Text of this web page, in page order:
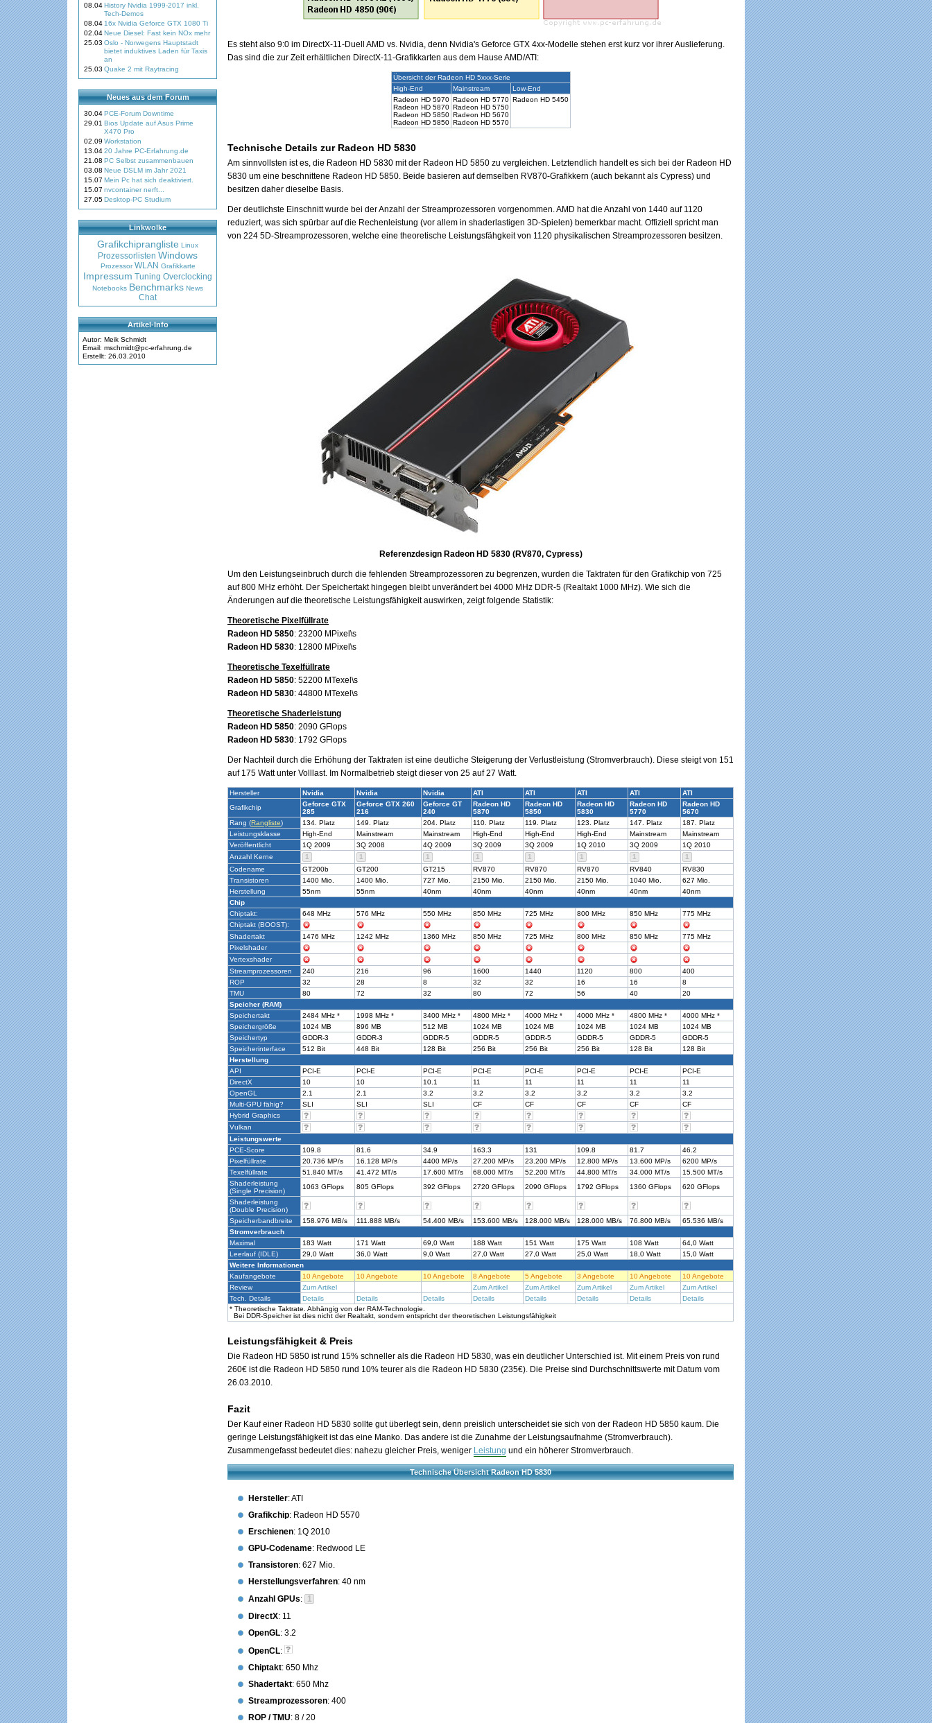
08.04History Nvidia 1999-2017 inkl.
Tech-Demos
08.04 16x Nvidia Geforce GTX 1080 Ti
02.04Neue Diesel: Fast kein NOx mehr
25.03 Oslo - Norwegens Hauptstadt
bietet induktives Laden für Taxis
an
25.03 Quake 2 mit Raytracing
Neues aus dem Forum
30.04PCE-Forum Downtime
29.01 Bios Update auf Asus Prime
X470 Pro
02.09 Workstation
13.0420 Jahre PC-Erfahrung.de
21.08 PC Selbst zusammenbauen
03.08 Neue DSLM im Jahr 2021
15.07 Mein Pc hat sich deaktiviert.
15.07 nvcontainer nerft...
27.05Desktop-PC Studium
Linkwolke
Grafikchiprangliste Linux
Prozessorlisten Windows
Prozessor WLAN Grafikkarte
Impressum Tuning Overclocking
Notebooks Benchmarks News
Chat
Artikel-Info
Autor: Meik Schmidt
Email: mschmidt@pc-erfahrung.de
Erstellt: 26.03.2010
Es steht also 9:0 im DirectX-11-Duell AMD vs. Nvidia, denn Nvidia's Geforce GTX 4xx-Modelle stehen erst kurz vor ihrer Auslieferung.
Das sind die zur Zeit erhältlichen DirectX-11-Grafikkarten aus dem Hause AMD/ATI:
Übersicht der Radeon HD 5xxx-Serie
High-End
Mainstream
Low-End
Radeon HD 5970
Radeon HD 5870
Radeon HD 5850
Radeon HD 5850
Radeon HD 5770
Radeon HD 5750
Radeon HD 5670
Radeon HD 5570
Radeon HD 5450
Technische Details zur Radeon HD 5830
Am sinnvollsten ist es, die Radeon HD 5830 mit der Radeon HD 5850 zu vergleichen. Letztendlich handelt es sich bei der Radeon HD
5830 um eine beschnittene Radeon HD 5850. Beide basieren auf demselben RV870-Grafikkern (auch bekannt als Cypress) und
besitzen daher dieselbe Basis.
Der deutlichste Einschnitt wurde bei der Anzahl der Streamprozessoren vorgenommen. AMD hat die Anzahl von 1440 auf 1120
reduziert, was sich spürbar auf die Rechenleistung (vor allem in shaderlastigen 3D-Spielen) bemerkbar macht. Offiziell spricht man
von 224 5D-Streamprozessoren, welche eine theoretische Leistungsfähgkeit von 1120 physikalischen Streamprozessoren besitzen.
Referenzdesign Radeon HD 5830 (RV870, Cypress)
Um den Leistungseinbruch durch die fehlenden Streamprozessoren zu begrenzen, wurden die Taktraten für den Grafikchip von 725
auf 800 MHz erhöht. Der Speichertakt hingegen bleibt unverändert bei 4000 MHz DDR-5 (Realtakt 1000 MHz). Wie sich die
Änderungen auf die theoretische Leistungsfähigkeit auswirken, zeigt folgende Statistik:
Theoretische Pixelfüllrate
Radeon HD 5850: 23200 MPixel\s
Radeon HD 5830: 12800 MPixel\s
Theoretische Texelfüllrate
Radeon HD 5850: 52200 MTexel\s
Radeon HD 5830: 44800 MTexel\s
Theoretische Shaderleistung
Radeon HD 5850: 2090 GFlops
Radeon HD 5830: 1792 GFlops
Der Nachteil durch die Erhöhung der Taktraten ist eine deutliche Steigerung der Verlustleistung (Stromverbrauch). Diese steigt von 151
auf 175 Watt unter Volllast. Im Normalbetrieb steigt dieser von 25 auf 27 Watt.
Hersteller Nvidia Nvidia Nvidia ATI ATI ATI ATI
ATI
Grafikchip
Geforce GTX
285
Geforce GTX 260
216
Geforce GT
240
Radeon HD
5870
Radeon HD
5850
Radeon HD
5830
Radeon HD
5770
Radeon HD
5670
Rang (Rangliste) 134. Platz 149. Platz 204. Platz 110. Platz 119. Platz 123. Platz 147. Platz
187. Platz
Leistungsklasse
High-End Mainstream Mainstream High-End High-End High-End Mainstream
Mainstream
Veröffentlicht
1Q 2009 3Q 2008 4Q 2009 3Q 2009 3Q 2009 1Q 2010 3Q 2009
1Q 2010
Anzahl Kerne
1 1 1 1 1 1 1
1
Codename
GT200b GT200 GT215 RV870 RV870 RV870 RV840
RV830
Transistoren
1400 Mio. 1400 Mio. 727 Mio. 2150 Mio. 2150 Mio. 2150 Mio. 1040 Mio.
627 Mio.
Herstellung
55nm 55nm 40nm 40nm 40nm 40nm 40nm
40nm
Chip
Chiptakt:
648 MHz 576 MHz 550 MHz 850 MHz 725 MHz 800 MHz 850 MHz
775 MHz
Chiptakt (BOOST):
Shadertakt
1476 MHz 1242 MHz 1360 MHz 850 MHz 725 MHz 800 MHz 850 MHz
775 MHz
Pixelshader
Vertexshader
Streamprozessoren
240 216 96 1600 1440 1120 800
400
ROP
32 28 8 32 32 16 16
8
TMU
80 72 32 80 72 56 40
20
Speicher (RAM)
Speichertakt
2484 MHz * 1998 MHz * 3400 MHz * 4800 MHz * 4000 MHz * 4000 MHz * 4800 MHz *
4000 MHz *
Speichergröße
1024 MB 896 MB 512 MB 1024 MB 1024 MB 1024 MB 1024 MB
1024 MB
Speichertyp
GDDR-3 GDDR-3 GDDR-5 GDDR-5 GDDR-5 GDDR-5 GDDR-5
GDDR-5
Speicherinterface
512 Bit 448 Bit 128 Bit 256 Bit 256 Bit 256 Bit 128 Bit
128 Bit
Herstellung
API
PCI-E PCI-E PCI-E PCI-E PCI-E PCI-E PCI-E
PCI-E
DirectX
10 10 10.1 11 11 11 11
11
OpenGL
2.1 2.1 3.2 3.2 3.2 3.2 3.2
3.2
Multi-GPU fähig?
SLI SLI SLI CF CF CF CF
CF
Hybrid Graphics
Vulkan
Leistungswerte
PCE-Score
109.8 81.6 34.9 163.3 131 109.8 81.7
46.2
Pixelfüllrate
20.736 MP/s 16.128 MP/s 4400 MP/s 27.200 MP/s 23.200 MP/s 12.800 MP/s 13.600 MP/s
6200 MP/s
Texelfüllrate
51.840 MT/s 41.472 MT/s 17.600 MT/s 68.000 MT/s 52.200 MT/s 44.800 MT/s 34.000 MT/s
15.500 MT/s
Shaderleistung
(Single Precision)
1063 GFlops 805 GFlops 392 GFlops 2720 GFlops 2090 GFlops 1792 GFlops 1360 GFlops
620 GFlops
Shaderleistung
(Double Precision)
Speicherbandbreite
158.976 MB/s 111.888 MB/s 54.400 MB/s 153.600 MB/s 128.000 MB/s 128.000 MB/s 76.800 MB/s
65.536 MB/s
Stromverbrauch
Maximal
183 Watt 171 Watt 69,0 Watt 188 Watt 151 Watt 175 Watt 108 Watt
64,0 Watt
Leerlauf (IDLE)
29,0 Watt 36,0 Watt 9,0 Watt 27,0 Watt 27,0 Watt 25,0 Watt 18,0 Watt
15,0 Watt
Weitere Informationen
Kaufangebote
10 Angebote 10 Angebote 10 Angebote 8 Angebote 5 Angebote 3 Angebote 10 Angebote
10 Angebote
Review
Zum Artikel Zum Artikel Zum Artikel Zum Artikel Zum Artikel
Zum Artikel
Tech. Details
Details Details Details Details Details Details Details
Details
* Theoretische Taktrate. Abhängig von der RAM-Technologie.
Bei DDR-Speicher ist dies nicht der Realtakt, sondern entspricht der theoretischen Leistungsfähigkeit
Leistungsfähigkeit & Preis
Die Radeon HD 5850 ist rund 15% schneller als die Radeon HD 5830, was ein deutlicher Unterschied ist. Mit einem Preis von rund
260€ ist die Radeon HD 5850 rund 10% teurer als die Radeon HD 5830 (235€). Die Preise sind Durchschnittswerte mit Datum vom
26.03.2010.
Fazit
Der Kauf einer Radeon HD 5830 sollte gut überlegt sein, denn preislich unterscheidet sie sich von der Radeon HD 5850 kaum. Die
geringe Leistungsfähigkeit ist das eine Manko. Das andere ist die Zunahme der Leistungsaufnahme (Stromverbrauch).
Zusammengefasst bedeutet dies: nahezu gleicher Preis, weniger Leistung und ein höherer Stromverbrauch.
Technische Übersicht Radeon HD 5830
Hersteller: ATI
Grafikchip: Radeon HD 5570
Erschienen: 1Q 2010
GPU-Codename: Redwood LE
Transistoren: 627 Mio.
Herstellungsverfahren: 40 nm
Anzahl GPUs: 1
DirectX: 11
OpenGL: 3.2
OpenCL:
Chiptakt: 650 Mhz
Shadertakt: 650 Mhz
Streamprozessoren: 400
ROP / TMU: 8 / 20